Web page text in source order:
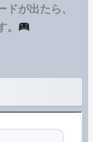
が出たら、